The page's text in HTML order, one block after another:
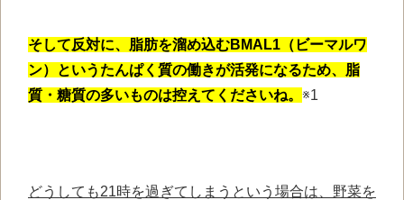
そして反対に、脂肪を溜め込むBMAL1（ビーマルワ
ン）というたんぱく質の働きが活発になるため、脂
質・糖質の多いものは控えてくださいね。 ※1
どうしても21時を過ぎてしまうという場合は、野菜を